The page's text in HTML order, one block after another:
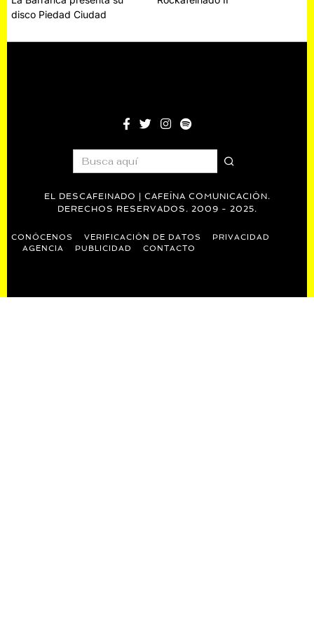
de
entradas
disco Piedad Ciudad
EL DESCAFEINADO | CAFEÍNA COMUNICACIÓN.
DERECHOS RESERVADOS. 2009 - 2025.
CONÓCENOS VERIFICACIÓN DE DATOS
PRIVACIDAD
AGENCIA
PUBLICIDAD CONTACTO